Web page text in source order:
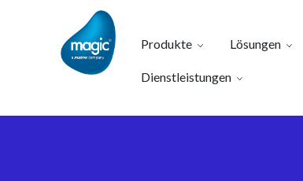
Produkte Lösungen
Dienstleistungen